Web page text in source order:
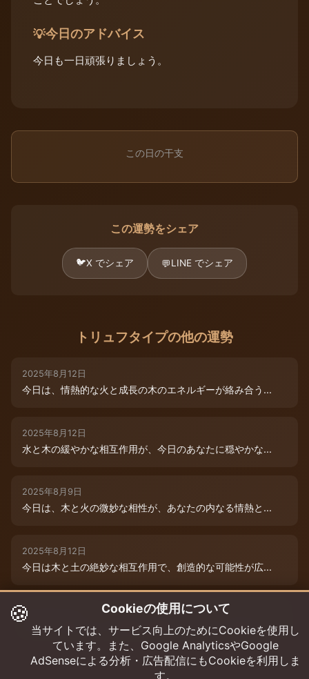
💡今日のアドバイス
今日も一日頑張りましょう。
この日の干支
この運勢をシェア
🐦X でシェア 💬LINE でシェア
トリュフタイプの他の運勢
2025年8月12日
今日は、情熱的な火と成長の木のエネルギーが絡み合う...
2025年8月12日
水と木の緩やかな相互作用が、今日のあなたに穏やかな...
2025年8月9日
今日は、木と火の微妙な相性が、あなたの内なる情熱と...
2025年8月12日
今日は木と土の絶妙な相互作用で、創造的な可能性が広...
2025年8月12日
今日は、燃えるような情熱と成長のエネルギーに満ちた...
🍪 Cookieの使用について
当サイトでは、サービス向上のためにCookieを使用し
ています。また、Google AnalyticsやGoogle
AdSenseによる分析・広告配信にもCookieを利用しま
す。